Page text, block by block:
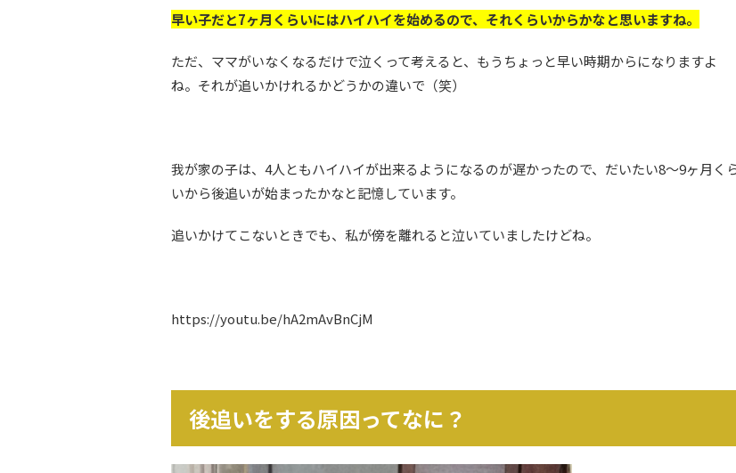
早い子だと7ヶ月くらいにはハイハイを始めるので、それくらいからかなと思いますね。
ただ、ママがいなくなるだけで泣くって考えると、もうちょっと早い時期からになりますよ
ね。それが追いかけれるかどうかの違いで（笑）
我が家の子は、4人ともハイハイが出来るようになるのが遅かったので、だいたい8～9ヶ月く
いから後追いが始まったかなと記憶しています。
追いかけてこないときでも、私が傍を離れると泣いていましたけどね。
https://youtu.be/hA2mAvBnCjM
後追いをする原因ってなに？